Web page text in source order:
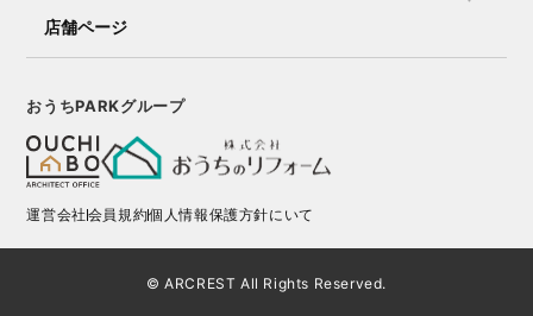
店舗ページ
おうちPARKグループ
運営会社会員規約個人情報保護方針にいて
© ARCREST All Rights Reserved.